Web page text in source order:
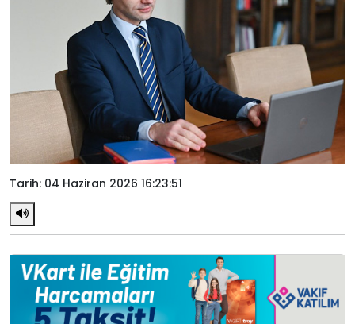
Tarih: 04 Haziran 2026 16:23:51